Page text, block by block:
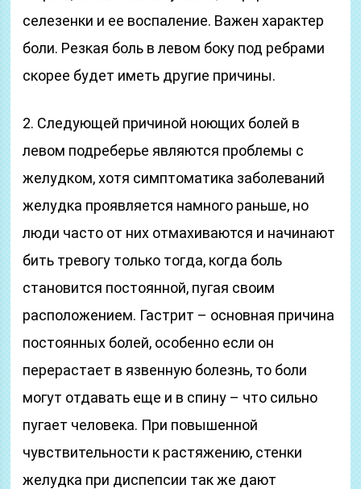
селезенки и ее воспаление. Важен характер
боли. Резкая боль в левом боку под ребрами
скорее будет иметь другие причины.
2. Следующей причиной ноющих болей в
левом подреберье являются проблемы с
желудком, хотя симптоматика заболеваний
желудка проявляется намного раньше, но
люди часто от них отмахиваются и начинают
бить тревогу только тогда, когда боль
становится постоянной, пугая своим
расположением. Гастрит – основная причина
постоянных болей, особенно если он
перерастает в язвенную болезнь, то боли
могут отдавать еще и в спину – что сильно
пугает человека. При повышенной
чувствительности к растяжению, стенки
желудка при диспепсии так же дают